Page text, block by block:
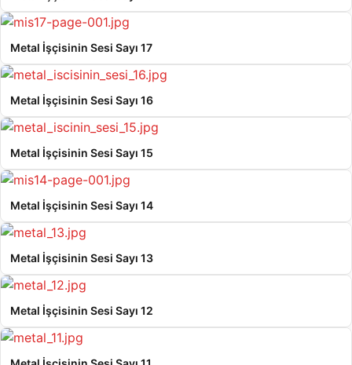
Metal İşçisinin Sesi Sayı 17
Metal İşçisinin Sesi Sayı 16
Metal İşçisinin Sesi Sayı 15
Metal İşçisinin Sesi Sayı 14
Metal İşçisinin Sesi Sayı 13
Metal İşçisinin Sesi Sayı 12